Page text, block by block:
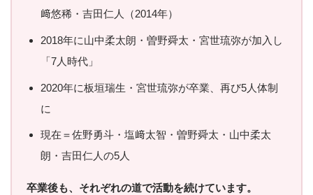
﨑悠稀・吉田仁人（2014年）
2018年に山中柔太朗・曽野舜太・宮世琉弥が加入し
「7人時代」
2020年に板垣瑞生・宮世琉弥が卒業、再び5人体制
に
現在＝佐野勇斗・塩﨑太智・曽野舜太・山中柔太
朗・吉田仁人の5人
卒業後も、それぞれの道で活動を続けています。